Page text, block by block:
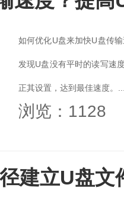
如何优化U盘来加快U盘传
发现U盘没有平时的读写速
正其设置，达到最佳速度。
浏览：1128
建立U盘文